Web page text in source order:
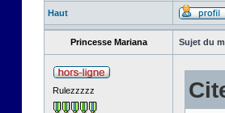
Haut
Princesse Mariana Sujet du
Rulezzzzz